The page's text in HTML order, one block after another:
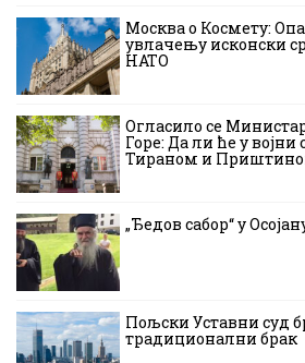
Москва о Космету:
увлачењу исконски
НАТО
Огласило се
Горе: Да ли ће у војни
Тираном и
„Ђедов сабор“ у
Пољски Уставни суд
традиционални брак